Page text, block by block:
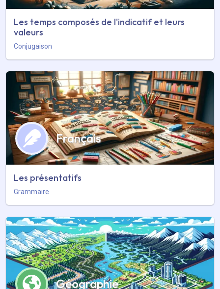
Les temps composés de l'indicatif et leurs
valeurs
Conjugaison
Français
Les présentatifs
Grammaire
Géographie